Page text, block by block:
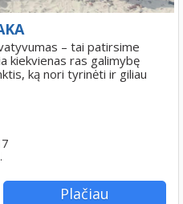
– tai patirsime
kiekvienas ras galimybę
ką nori tyrinėti ir giliau
Plačiau